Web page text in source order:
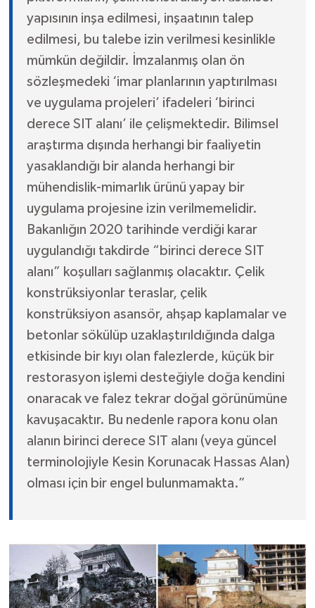
yapısının inşa edilmesi, inşaatının talep
edilmesi, bu talebe izin verilmesi kesinlikle
mümkün değildir. İmzalanmış olan ön
sözleşmedeki ‘imar planlarının yaptırılması
ve uygulama projeleri’ ifadeleri ‘birinci
derece SIT alanı’ ile çelişmektedir. Bilimsel
araştırma dışında herhangi bir faaliyetin
yasaklandığı bir alanda herhangi bir
mühendislik-mimarlık ürünü yapay bir
uygulama projesine izin verilmemelidir.
Bakanlığın 2020 tarihinde verdiği karar
uygulandığı takdirde “birinci derece SIT
alanı” koşulları sağlanmış olacaktır. Çelik
konstrüksiyonlar teraslar, çelik
konstrüksiyon asansör, ahşap kaplamalar ve
betonlar sökülüp uzaklaştırıldığında dalga
etkisinde bir kıyı olan falezlerde, küçük bir
restorasyon işlemi desteğiyle doğa kendini
onaracak ve falez tekrar doğal görünümüne
kavuşacaktır. Bu nedenle rapora konu olan
alanın birinci derece SIT alanı (veya güncel
terminolojiyle Kesin Korunacak Hassas Alan)
olması için bir engel bulunmamakta.”